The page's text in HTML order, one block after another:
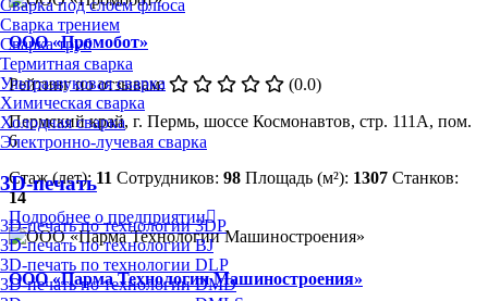
Сварка под слоем флюса
Сварка трением
Сварка труб
Термитная сварка
Ультразвуковая сварка
Химическая сварка
Холодная сварка
Электронно-лучевая сварка
3D-печать
3D-печать по технологии 3DP
3D-печать по технологии BJ
3D-печать по технологии DLP
3D-печать по технологии DMD
ООО «Промобот»
Рейтинг по отзывам:
(0.0)
Пермский край, г. Пермь, шоссе Космонавтов, стр. 111А, пом.
6
Стаж (лет): 11 Сотрудников: 98 Площадь (м²): 1307 Станков:
14
Подробнее о предприятии
ООО «Парма Технологии Машиностроения»